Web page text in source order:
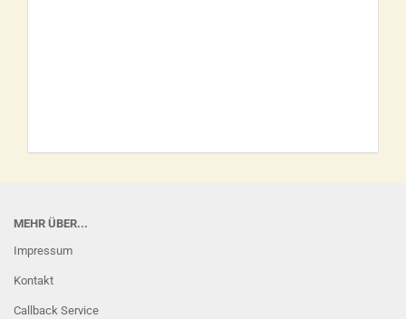
MEHR ÜBER...
Impressum
Kontakt
Callback Service